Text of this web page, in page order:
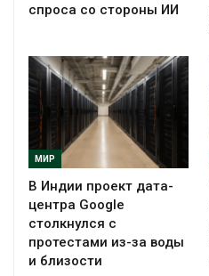
спроса со стороны ИИ
МИР
В Индии проект дата-
центра Google
столкнулся с
протестами из-за воды
и близости